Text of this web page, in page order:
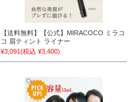
【送料無料】【公式】MIRACOCO ミラコ
コ 眉ティント ライナー
¥3,091(税込 ¥3,400)